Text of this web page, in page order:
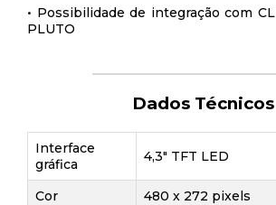
• Possibilidade de integração com
PLUTO
Dados Técnicos
Interface
gráfica
4,3" TFT LED
Cor
480 x 272 pixels